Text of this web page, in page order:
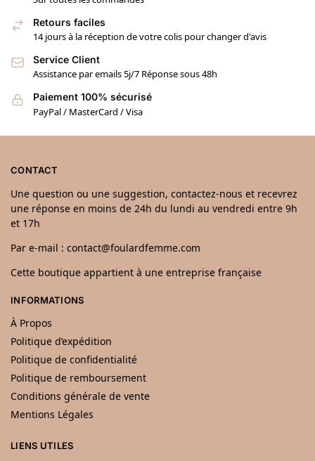
Retours faciles
14 jours à la réception de votre colis pour changer d'avis
Service Client
Assistance par emails 5j/7 Réponse sous 48h
Paiement 100% sécurisé
PayPal / MasterCard / Visa
CONTACT
Une question ou une suggestion, contactez-nous et recevrez
une réponse en moins de 24h du lundi au vendredi entre 9h
et 17h
Par e-mail : contact@foulardfemme.com
Cette boutique appartient à une entreprise française
INFORMATIONS
À Propos
Politique d’expédition
Politique de confidentialité
Politique de remboursement
Conditions générale de vente
Mentions Légales
LIENS UTILES